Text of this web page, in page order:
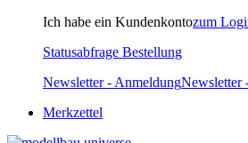
Ich habe ein Kundenkontozum
Statusabfrage Bestellung
Newsletter - AnmeldungNewsletter
Merkzettel